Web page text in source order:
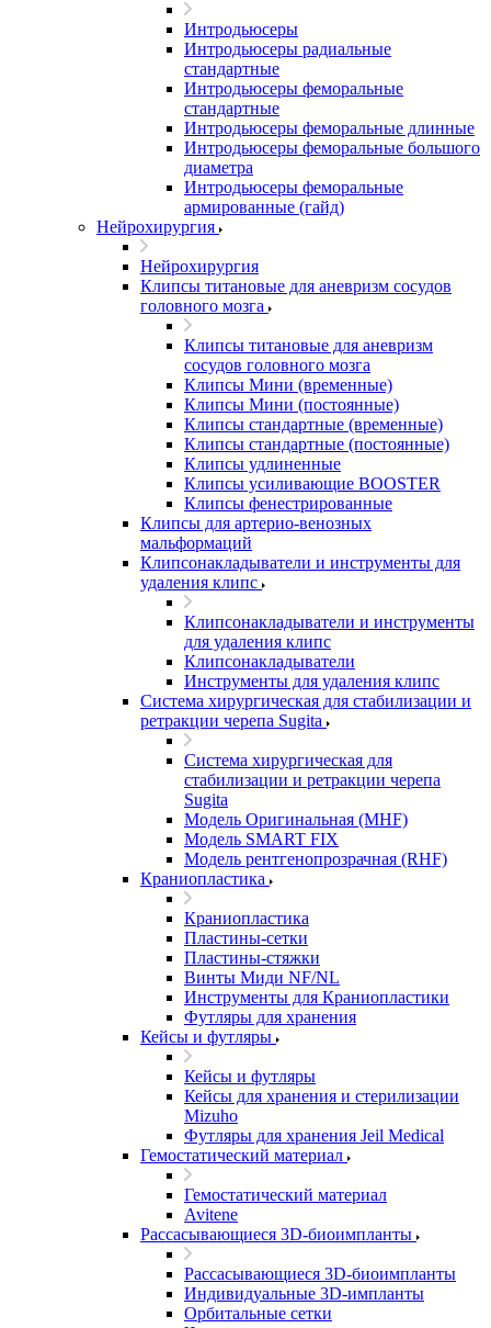
Интродьюсеры
Интродьюсеры радиальные
стандартные
Интродьюсеры феморальные
стандартные
Интродьюсеры феморальные длинные
Интродьюсеры феморальные большого
диаметра
Интродьюсеры феморальные
армированные (гайд)
Нейрохирургия
Нейрохирургия
Клипсы титановые для аневризм сосудов
головного мозга
Клипсы титановые для аневризм
сосудов головного мозга
Клипсы Мини (временные)
Клипсы Мини (постоянные)
Клипсы стандартные (временные)
Клипсы стандартные (постоянные)
Клипсы удлиненные
Клипсы усиливающие BOOSTER
Клипсы фенестрированные
Клипсы для артерио-венозных
мальформаций
Клипсонакладыватели и инструменты для
удаления клипс
Клипсонакладыватели и инструменты
для удаления клипс
Клипсонакладыватели
Инструменты для удаления клипс
Система хирургическая для стабилизации и
ретракции черепа Sugita
Система хирургическая для
стабилизации и ретракции черепа
Sugita
Модель Оригинальная (MHF)
Модель SMART FIX
Модель рентгенопрозрачная (RHF)
Краниопластика
Краниопластика
Пластины-сетки
Пластины-стяжки
Винты Миди NF/NL
Инструменты для Краниопластики
Футляры для хранения
Кейсы и футляры
Кейсы и футляры
Кейсы для хранения и стерилизации
Mizuho
Футляры для хранения Jeil Medical
Гемостатический материал
Гемостатический материал
Avitene
Рассасывающиеся 3D-биоимпланты
Рассасывающиеся 3D-биоимпланты
Индивидуальные 3D-импланты
Орбитальные сетки